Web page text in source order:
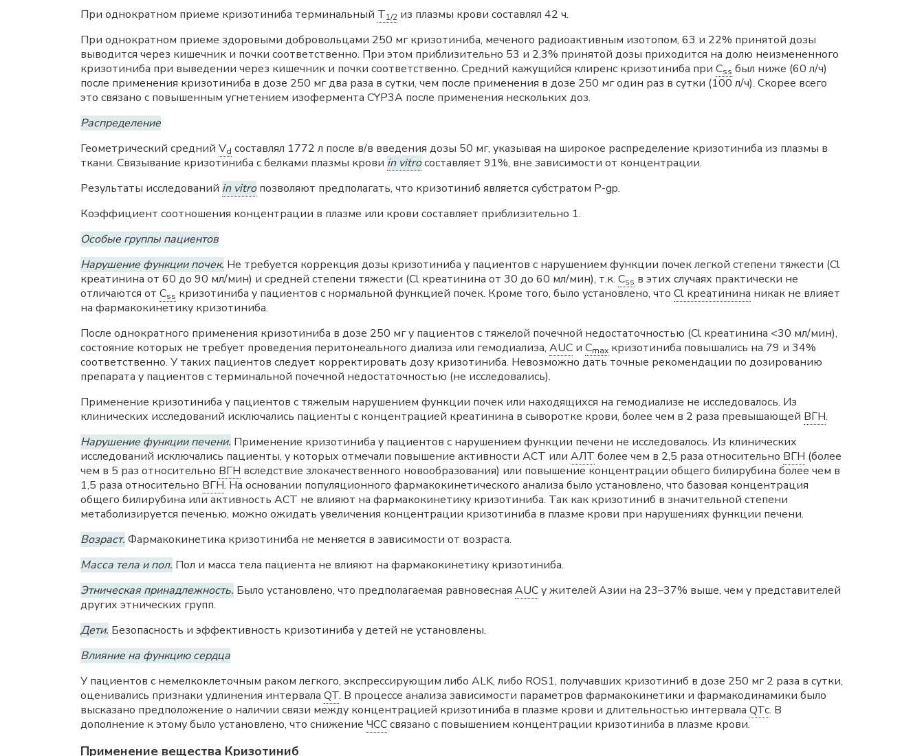
При однократном приеме кризотиниба терминальный T1/2 из плазмы крови составлял 42 ч.
При однократном приеме здоровыми добровольцами 250 мг кризотиниба, меченого радиоактивным изотопом, 63 и 22% принятой дозы
выводится через кишечник и почки соответственно. При этом приблизительно 53 и 2,3% принятой дозы приходится на долю неизмененного
кризотиниба при выведении через кишечник и почки соответственно. Средний кажущийся клиренс кризотиниба при Css был ниже (60 л/ч)
после применения кризотиниба в дозе 250 мг два раза в сутки, чем после применения в дозе 250 мг один раз в сутки (100 л/ч). Скорее всего
это связано с повышенным угнетением изофермента CYP3A после применения нескольких доз.
Распределение
Геометрический средний Vd составлял 1772 л после в/в введения дозы 50 мг, указывая на широкое распределение кризотиниба из плазмы в
ткани. Связывание кризотиниба с белками плазмы крови in vitroсоставляет 91%, вне зависимости от концентрации.
Результаты исследований in vitroпозволяют предполагать, что кризотиниб является субстратом Р-gp.
Коэффициент соотношения концентрации в плазме или крови составляет приблизительно 1.
Особые группы пациентов
Нарушение функции почек. Не требуется коррекция дозы кризотиниба у пациентов с нарушением функции почек легкой степени тяжести (Cl
креатинина от 60 до 90 мл/мин) и средней степени тяжести (Cl креатинина от 30 до 60 мл/мин), т.к. Css в этих случаях практически не
отличаются от Css кризотиниба у пациентов с нормальной функцией почек. Кроме того, было установлено, что Cl креатинина никак не влияет
на фармакокинетику кризотиниба.
После однократного применения кризотиниба в дозе 250 мг у пациентов с тяжелой почечной недостаточностью (Cl креатинина <30 мл/мин),
состояние которых не требует проведения перитонеального диализа или гемодиализа, AUC и Cmax кризотиниба повышались на 79 и 34%
соответственно. У таких пациентов следует корректировать дозу кризотиниба. Невозможно дать точные рекомендации по дозированию
препарата у пациентов с терминальной почечной недостаточностью (не исследовались).
Применение кризотиниба у пациентов с тяжелым нарушением функции почек или находящихся на гемодиализе не исследовалось. Из
клинических исследований исключались пациенты с концентрацией креатинина в сыворотке крови, более чем в 2 раза превышающей ВГН.
Нарушение функции печени. Применение кризотиниба у пациентов с нарушением функции печени не исследовалось. Из клинических
исследований исключались пациенты, у которых отмечали повышение активности ACT или АЛТ более чем в 2,5 раза относительно ВГН (более
чем в 5 раз относительно ВГН вследствие злокачественного новообразования) или повышение концентрации общего билирубина более чем в
1,5 раза относительно ВГН. На основании популяционного фармакокинетического анализа было установлено, что базовая концентрация
общего билирубина или активность ACT не влияют на фармакокинетику кризотиниба. Так как кризотиниб в значительной степени
метаболизируется печенью, можно ожидать увеличения концентрации кризотиниба в плазме крови при нарушениях функции печени.
Возраст. Фармакокинетика кризотиниба не меняется в зависимости от возраста.
Масса тела и пол. Пол и масса тела пациента не влияют на фармакокинетику кризотиниба.
Этническая принадлежность. Было установлено, что предполагаемая равновесная AUCу жителей Азии на 23–37% выше, чем у представителей
других этнических групп.
Дети. Безопасность и эффективность кризотиниба у детей не установлены.
Влияние на функцию сердца
У пациентов с немелкоклеточным раком легкого, экспрессирующим либо ALK, либо ROS1, получавших кризотиниб в дозе 250 мг 2 раза в сутки,
оценивались признаки удлинения интервала QT. В процессе анализа зависимости параметров фармакокинетики и фармакодинамики было
высказано предположение о наличии связи между концентрацией кризотиниба в плазме крови и длительностью интервала QTc. В
дополнение к этому было установлено, что снижение ЧССсвязано с повышением концентрации кризотиниба в плазме крови.
Применение вещества Кризотиниб